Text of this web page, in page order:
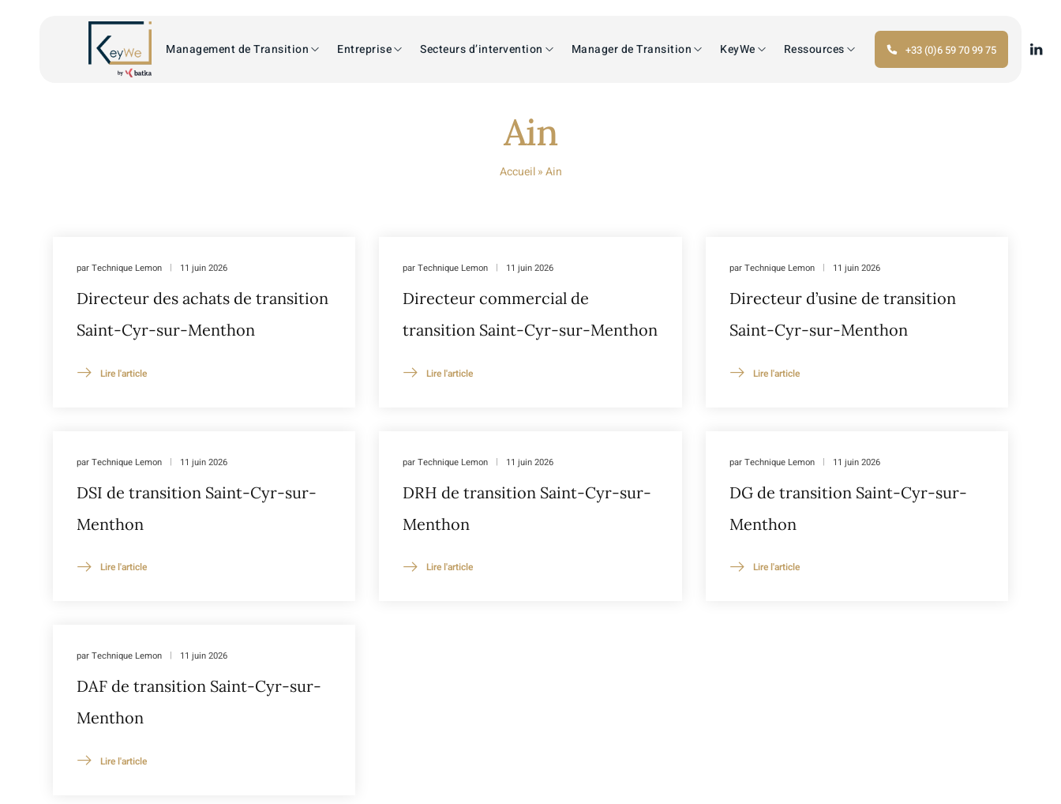
Management de Transition Entreprise Secteurs d’intervention Manager de Transition KeyWe Ressources +33 (0)6 59 70 99 75
Ain
Accueil»Ain
parTechnique Lemon 11 juin 2026
Directeur des achats de transition
Saint-Cyr-sur-Menthon
Lire l'article
parTechnique Lemon 11 juin 2026
Directeur commercial de
transition Saint-Cyr-sur-Menthon
Lire l'article
parTechnique Lemon 11 juin 2026
Directeur d’usine de transition
Saint-Cyr-sur-Menthon
Lire l'article
parTechnique Lemon 11 juin 2026
DSI de transition Saint-Cyr-sur-
Menthon
Lire l'article
parTechnique Lemon 11 juin 2026
DRH de transition Saint-Cyr-sur-
Menthon
Lire l'article
parTechnique Lemon 11 juin 2026
DG de transition Saint-Cyr-sur-
Menthon
Lire l'article
parTechnique Lemon 11 juin 2026
DAF de transition Saint-Cyr-sur-
Menthon
Lire l'article